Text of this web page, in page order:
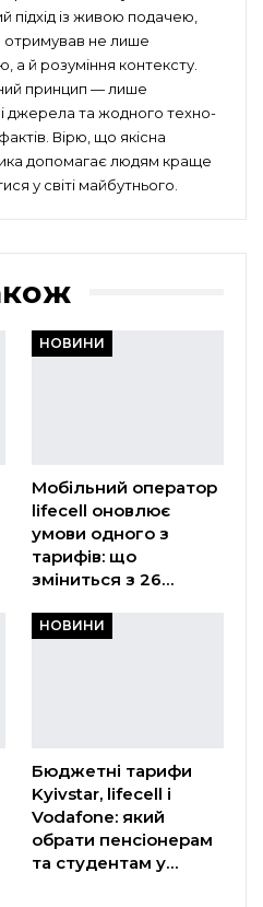
підхід із живою подачею,
отримував не лише
а й розуміння контексту.
принцип — лише
джерела та жодного техно-
Вірю, що якісна
допомагає людям краще
у світі майбутнього.
НОВИНИ
Мобільний оператор
lifecell оновлює
умови одного з
тарифів: що
зміниться з 26…
НОВИНИ
Бюджетні тарифи
Kyivstar, lifecell і
Vodafone: який
обрати пенсіонерам
та студентам у…